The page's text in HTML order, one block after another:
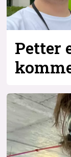
Petter